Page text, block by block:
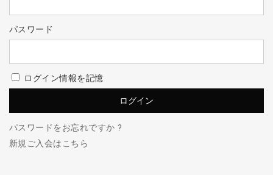
パスワード
ログイン情報を記憶
パスワードをお忘れですか ?
新規ご入会はこちら